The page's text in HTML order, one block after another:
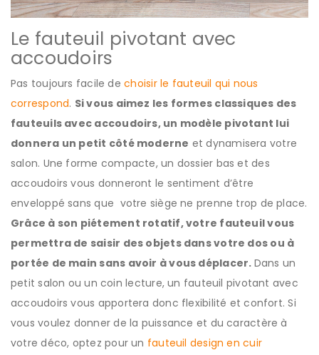
Le fauteuil pivotant avec
accoudoirs
Pas toujours facile dechoisir le fauteuil qui nous
correspond. Si vous aimez les formes classiques des
fauteuils avec accoudoirs, un modèle pivotant lui
donnera un petit côté moderne et dynamisera votre
salon. Une forme compacte, un dossier bas et des
accoudoirs vous donneront le sentiment d’être
enveloppé sans que votre siège ne prenne trop de place.
Grâce à son piétement rotatif, votre fauteuil vous
permettra de saisir des objets dans votre dos ou à
portée de main sans avoir à vous déplacer. Dans un
petit salon ou un coin lecture, un fauteuil pivotant avec
accoudoirs vous apportera donc flexibilité et confort. Si
vous voulez donner de la puissance et du caractère à
votre déco, optez pour un fauteuil design en cuir